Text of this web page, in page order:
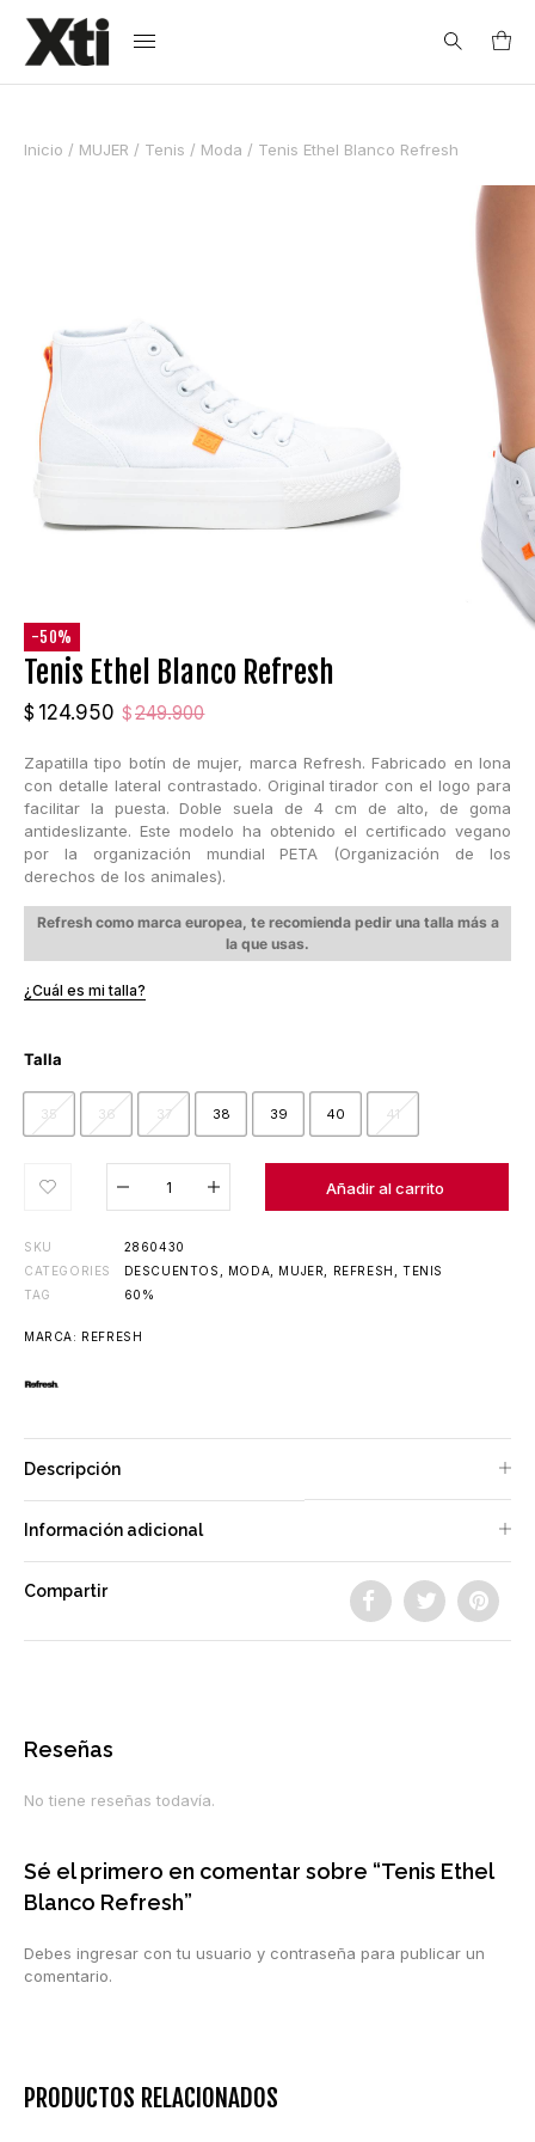
for:
Inicio / MUJER / Tenis / Moda / Tenis Ethel Blanco Refresh
-50%
Tenis Ethel Blanco Refresh
$ 249.900
El
original
era:
$249.900.
$ 124.950
El
actual
es:
$124.950.
Zapatilla tipo botín de mujer, marca Refresh. Fabricado en lona
con detalle lateral contrastado. Original tirador con el logo para
facilitar la puesta. Doble suela de 4 cm de alto, de goma
antideslizante. Este modelo ha obtenido el certificado vegano
por la organización mundial PETA (Organización de los
derechos de los animales).
Refresh como marca europea, te recomienda pedir una talla más a
la que usas.
¿Cuál es mi talla?
35 36 37 38 39 40 41
Talla
Añadir al carrito
Añadido al carrito
SKU
2860430
CATEGORIES
DESCUENTOS MODA MUJER REFRESH ,TENIS
TAG
60%
MARCA: REFRESH
Descripción
Información adicional
Compartir
Reseñas
No tiene reseñas todavía.
Sé el primero en comentar sobre “Tenis Ethel
Blanco Refresh”
Debes ingresar con tu usuario y contraseña para publicar un
comentario.
PRODUCTOS RELACIONADOS